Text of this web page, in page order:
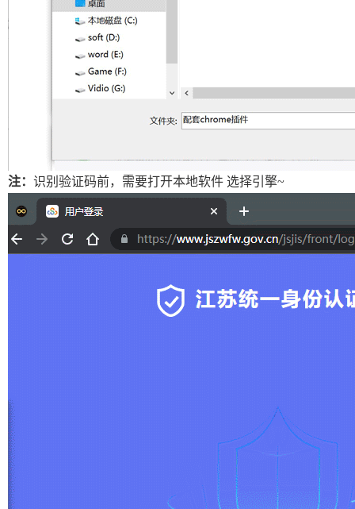
注： 识别验证码前，需要打开本地软件 选择引擎~